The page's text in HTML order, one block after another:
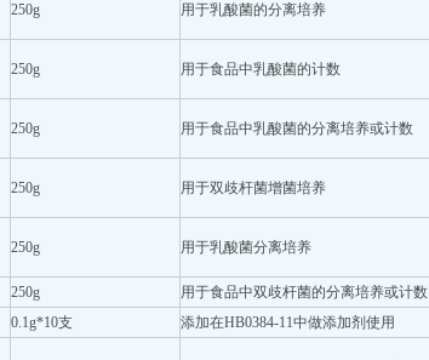
250g 用于乳酸菌的分离培养
250g 用于食品中乳酸菌的计数
250g 用于食品中乳酸菌的分离培养或计数
250g 用于双歧杆菌增菌培养
250g 用于乳酸菌分离培养
250g
用于食品中双歧杆菌的分离培养或计数
0.1g*10支 添加在HB0384-11中做添加剂使用